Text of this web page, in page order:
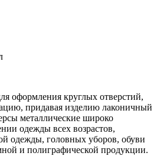
оформления круглых отверстий,
придавая изделию лаконичный
металлические широко
одежды всех возрастов,
одежды, головных уборов, обуви
и полиграфической продукции.